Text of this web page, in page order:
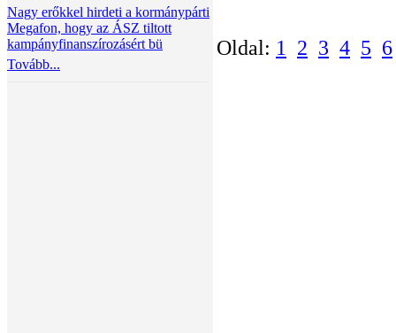
Nagy erőkkel hirdeti a kormánypárti
Megafon, hogy az ÁSZ tiltott
kampányfinanszírozásért bü
Tovább...
Oldal: 1 2 3 4 5 6